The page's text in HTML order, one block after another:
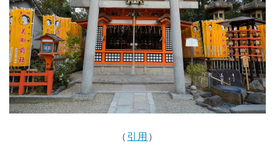
（ 引用 ）